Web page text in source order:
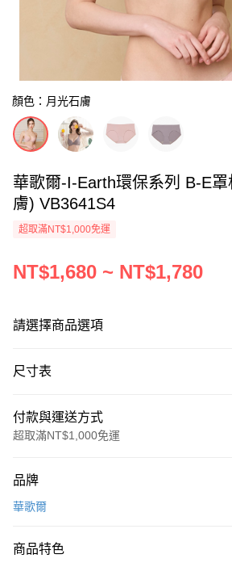
顏色：月光石膚
華歌爾-I-Earth環保系列 B-E
膚) VB3641S4
超取滿NT$1,000免運
NT$1,680 ~ NT$1,780
請選擇商品選項
尺寸表
付款與運送方式
超取滿NT$1,000免運
信用卡一次付款
LINE Pay
品牌
華歌爾
商品特色